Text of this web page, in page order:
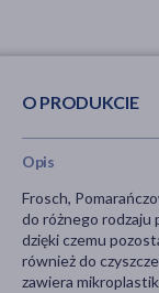
O PRODUKCIE
Opis
Frosch,
do różnego rodzaju
dzięki czemu
również do
zawiera